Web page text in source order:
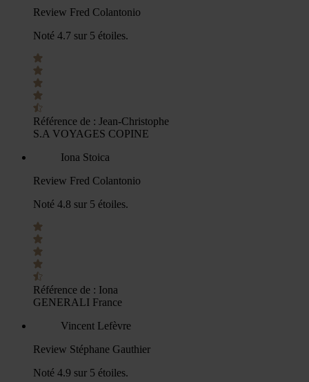
Review Fred Colantonio
Noté 4.7 sur 5 étoiles.
Référence de : Jean-Christophe
S.A VOYAGES COPINE
Iona Stoica
Review Fred Colantonio
Noté 4.8 sur 5 étoiles.
Référence de : Iona
GENERALI France
Vincent Lefèvre
Review Stéphane Gauthier
Noté 4.9 sur 5 étoiles.